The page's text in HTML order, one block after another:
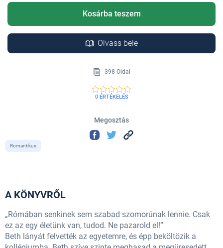
Kosárba teszem
Olvass bele
398 Oldal
0 ÉRTÉKELÉS
Megosztás
Romantikus
A KÖNYVRŐL
„Rómában senkinek sem szabad szomorúnak lennie. Csak
ez az egy életünk van, tudod. Ne pazarold el!”
Beth lányát felvették az egyetemre, és épp beköltözik a